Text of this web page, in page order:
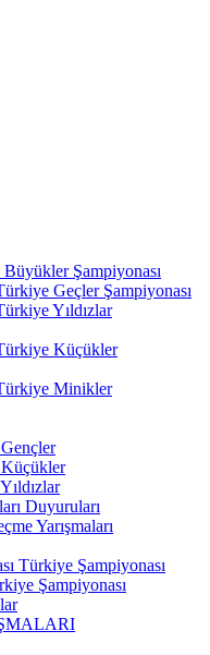
Şampiyonası
Geçler Şampiyonası
Yıldızlar
Küçükler
Minikler
Duyuruları
Yarışmaları
Türkiye Şampiyonası
Şampiyonası